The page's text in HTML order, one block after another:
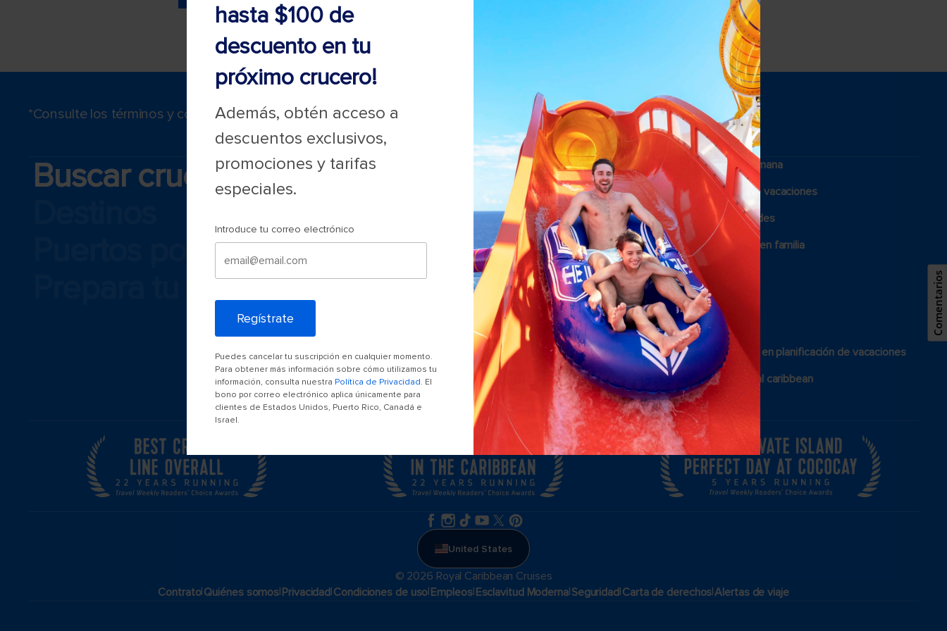
hasta $100 de
descuento en tu
próximo crucero!
Además, obtén acceso a
descuentos exclusivos,
promociones y tarifas
especiales.
Introduce tu correo electrónico
Regístrate
Puedes cancelar tu suscripción en cualquier momento.
Para obtener más información sobre cómo utilizamos tu
información, consulta nuestra Política de Privacidad. El
bono por correo electrónico aplica únicamente para
clientes de Estados Unidos, Puerto Rico, Canadá e
Israel.
*Consulte los términos y condiciones aplicables a las promociones
Buscar cruceros
Puertos populares
Prepara tu viaje
Último momento
Fines de semana
Black Friday y Cyber Monday
Cruceros de vacaciones
Cruceros 2025-2026
Cruising guides
Los cruceros más grandes
Vacaciones en familia
Puertos del crucero cerca de mí
Cruceros temáticos
Grupos
Accesibilidad a bordo
Ver folletos
Reuniones, incentivos y charters​
Especialista en planificación de vacaciones
Localizar un asesor de viajes
Blog de royal caribbean
United States
© 2026 Royal Caribbean Cruises
Contrato|Quiénes somos|Privacidad|Condiciones de uso|Empleos|Esclavitud Moderna|Seguridad|Carta de derechos|Alertas de viaje
Comentarios